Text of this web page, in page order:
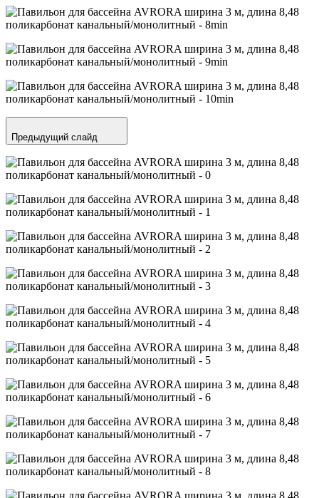
Предыдущий слайд